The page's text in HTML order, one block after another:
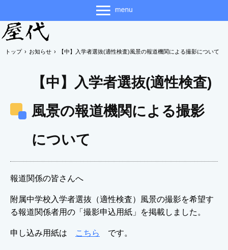
トップ › お知らせ › 【中】入学者選抜(適性検査)風景の報道機関による撮影について
【中】入学者選抜(適性検査)
風景の報道機関による撮影
について
報道関係の皆さんへ
附属中学校入学者選抜（適性検査）風景の撮影を希望す
る報道関係者用の「撮影申込用紙」を掲載しました。
申し込み用紙は こちら です。